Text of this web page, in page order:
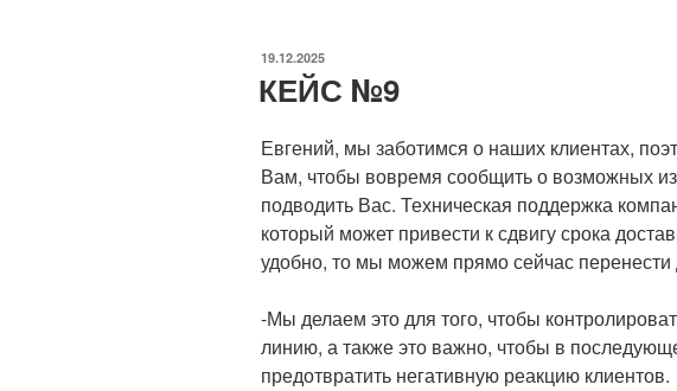
ОПУБЛИКОВАНО
19.12.2025
КЕЙС №9
Евгений, мы заботимся о наших клиентах,
Вам, чтобы вовремя сообщить о возможных
подводить Вас. Техническая поддержка
который может привести к сдвигу срока
удобно, то мы можем прямо сейчас перенести
-Мы делаем это для того, чтобы
линию, а также это важно, чтобы в
предотвратить негативную реакцию клиентов.